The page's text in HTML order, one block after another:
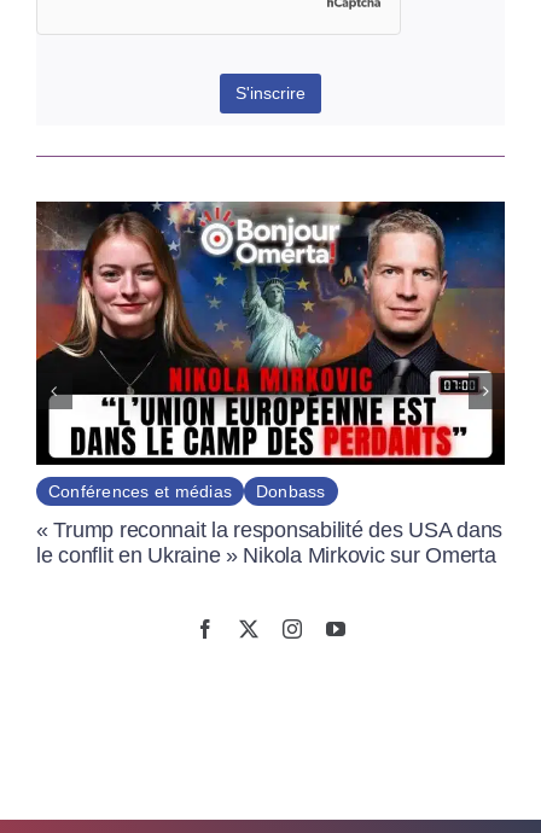
Conférences et médias Donbass
« Trump reconnait la responsabilité des USA dans
le conflit en Ukraine » Nikola Mirkovic sur Omerta